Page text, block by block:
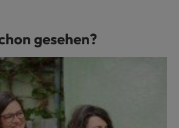
gesehen?